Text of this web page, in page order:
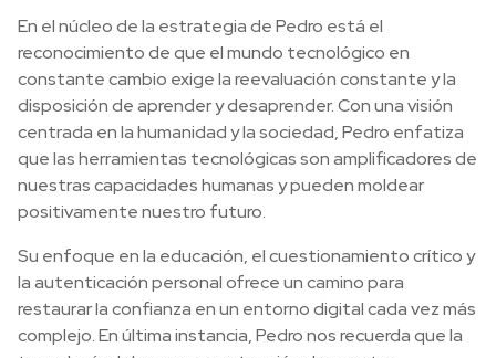
En el núcleo de la estrategia de Pedro está el
reconocimiento de que el mundo tecnológico en
constante cambio exige la reevaluación constante y la
disposición de aprender y desaprender. Con una visión
centrada en la humanidad y la sociedad, Pedro enfatiza
que las herramientas tecnológicas son amplificadores de
nuestras capacidades humanas y pueden moldear
positivamente nuestro futuro.
Su enfoque en la educación, el cuestionamiento crítico y
la autenticación personal ofrece un camino para
restaurar la confianza en un entorno digital cada vez más
complejo. En última instancia, Pedro nos recuerda que la